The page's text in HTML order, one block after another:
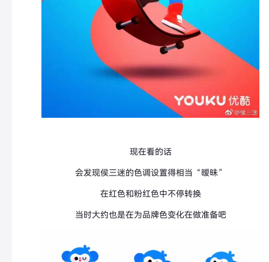
现在看的话
会发现侯三迷的色调设置得相当“暧昧”
在红色和粉红色中不停转换
当时大约也是在为品牌色变化在做准备吧